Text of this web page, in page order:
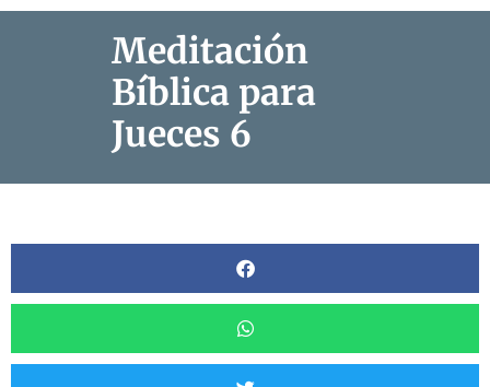
Meditación
Bíblica para
Jueces 6